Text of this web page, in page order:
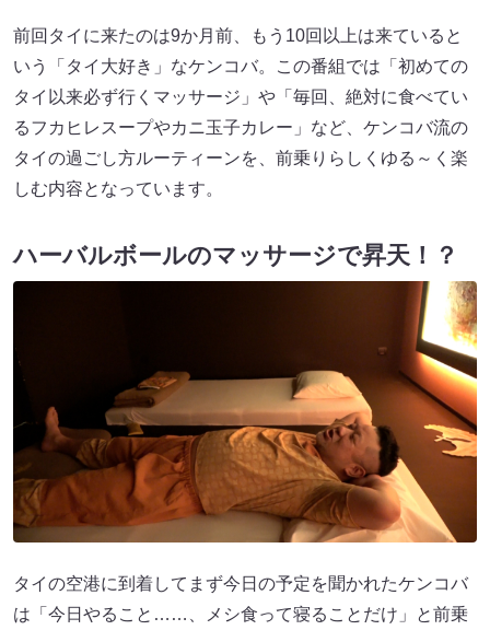
前回タイに来たのは9か月前、もう10回以上は来ていると
いう「タイ大好き」なケンコバ。この番組では「初めての
タイ以来必ず行くマッサージ」や「毎回、絶対に食べてい
るフカヒレスープやカニ玉子カレー」など、ケンコバ流の
タイの過ごし方ルーティーンを、前乗りらしくゆる～く楽
しむ内容となっています。
ハーバルボールのマッサージで昇天！？
タイの空港に到着してまず今日の予定を聞かれたケンコバ
は「今日やること……、メシ食って寝ることだけ」と前乗